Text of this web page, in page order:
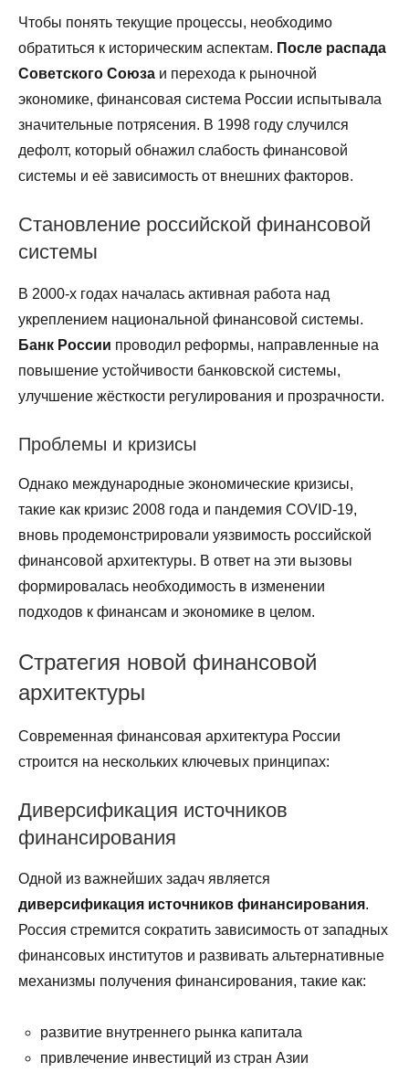
Чтобы понять текущие процессы, необходимо
обратиться к историческим аспектам. После распада
Советского Союза и перехода к рыночной
экономике, финансовая система России испытывала
значительные потрясения. В 1998 году случился
дефолт, который обнажил слабость финансовой
системы и её зависимость от внешних факторов.
Становление российской финансовой
системы
В 2000-х годах началась активная работа над
укреплением национальной финансовой системы.
Банк России проводил реформы, направленные на
повышение устойчивости банковской системы,
улучшение жёсткости регулирования и прозрачности.
Проблемы и кризисы
Однако международные экономические кризисы,
такие как кризис 2008 года и пандемия COVID-19,
вновь продемонстрировали уязвимость российской
финансовой архитектуры. В ответ на эти вызовы
формировалась необходимость в изменении
подходов к финансам и экономике в целом.
Стратегия новой финансовой
архитектуры
Современная финансовая архитектура России
строится на нескольких ключевых принципах:
Диверсификация источников
финансирования
Одной из важнейших задач является
диверсификация источников финансирования.
Россия стремится сократить зависимость от западных
финансовых институтов и развивать альтернативные
механизмы получения финансирования, такие как:
развитие внутреннего рынка капитала
привлечение инвестиций из стран Азии